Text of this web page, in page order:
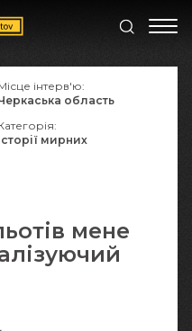
мене
інтерв'ю:
область
мирних